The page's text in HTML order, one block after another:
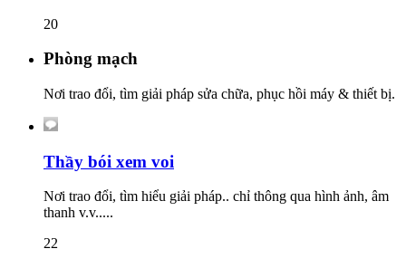
20
Phòng mạch
Nơi trao đổi, tìm giải pháp sửa chữa, phục hồi máy & thiết bị.
Thầy bói xem voi
Nơi trao đổi, tìm hiểu giải pháp.. chỉ thông qua hình ảnh, âm
thanh v.v.....
22